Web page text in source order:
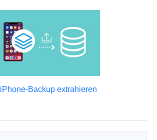
iPhone-Backup extrahieren